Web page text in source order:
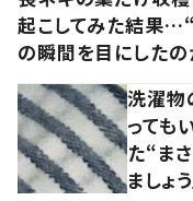
起こしてみた結果…“
の瞬間を目にしたの
洗濯物
っても
た“ま
ましょう